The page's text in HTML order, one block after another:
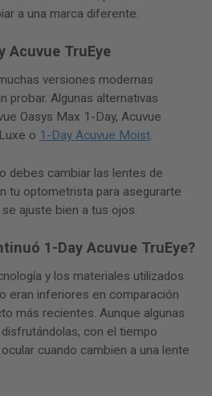
a una marca diferente.
Acuvue TruEye
versiones modernas
probar. Algunas alternativas
Oasys Max 1-Day, Acuvue
o 1-Day Acuvue Moist.
debes cambiar las lentes de
tu optometrista para asegurarte
ajuste bien a tus ojos.
1-Day Acuvue TruEye?
y los materiales utilizados
eran inferiores en comparación
más recientes. Aunque algunas
con el tiempo
cuando cambien a una lente